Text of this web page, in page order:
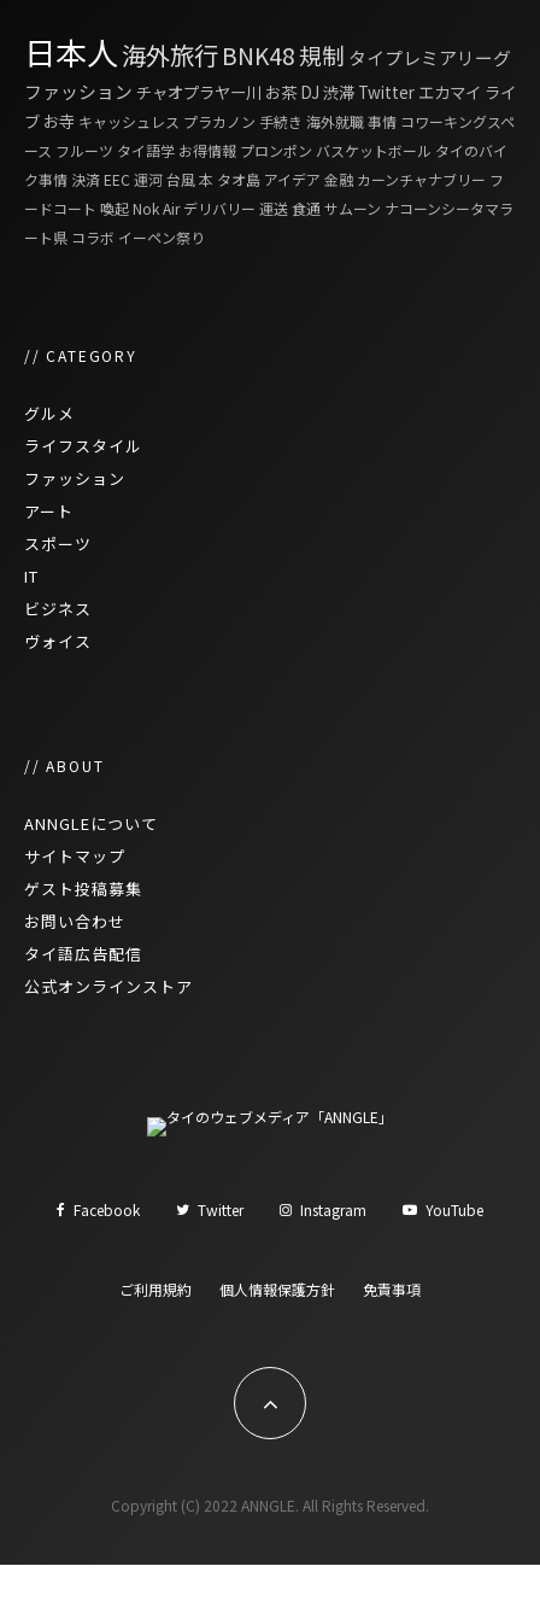
日本人 海外旅行BNK48規制 タイプレミアリーグ
ファッション チャオプラヤー川 お茶 DJ 渋滞 Twitter エカマイ ライ
ブ お寺 キャッシュレス プラカノン 手続き 海外就職事情 コワーキングスペ
ース フルーツ タイ語学 お得情報 プロンポン バスケットボール タイのバイ
ク事情 決済EEC 運河台風本 タオ島 アイデア 金融 カーンチャナブリー フ
ードコート 喚起Nok Air デリバリー 運送食通 サムーン ナコーンシータマラ
ート県 コラボ イーペン祭り
// CATEGORY
グルメ
ライフスタイル
ファッション
アート
スポーツ
IT
ビジネス
ヴォイス
// ABOUT
ANNGLEについて
サイトマップ
ゲスト投稿募集
お問い合わせ
タイ語広告配信
公式オンラインストア
Facebook Twitter Instagram YouTube
ご利用規約 個人情報保護方針 免責事項
Copyright (C) 2022 ANNGLE. All Rights Reserved.